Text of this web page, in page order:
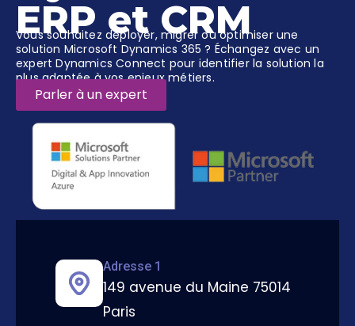
ERP et CRM
Vous souhaitez déployer, migrer ou optimiser une
solution Microsoft Dynamics 365 ? Échangez avec un
expert Dynamics Connect pour identifier la solution la
plus adaptée à vos enjeux métiers.
Parler à un expert
Adresse 1
149 avenue du Maine 75014
Paris